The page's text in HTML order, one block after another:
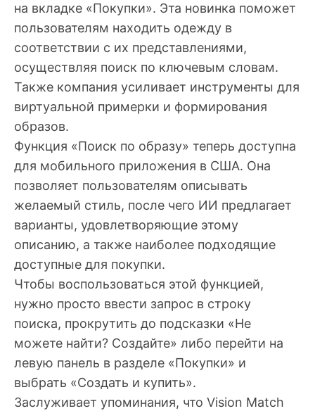
на вкладке «Покупки». Эта новинка поможет
пользователям находить одежду в
соответствии с их представлениями,
осуществляя поиск по ключевым словам.
Также компания усиливает инструменты для
виртуальной примерки и формирования
образов.
Функция «Поиск по образу» теперь доступна
для мобильного приложения в США. Она
позволяет пользователям описывать
желаемый стиль, после чего ИИ предлагает
варианты, удовлетворяющие этому
описанию, а также наиболее подходящие
доступные для покупки.
Чтобы воспользоваться этой функцией,
нужно просто ввести запрос в строку
поиска, прокрутить до подсказки «Не
можете найти? Создайте» либо перейти на
левую панель в разделе «Покупки» и
выбрать «Создать и купить».
Заслуживает упоминания, что Vision Match